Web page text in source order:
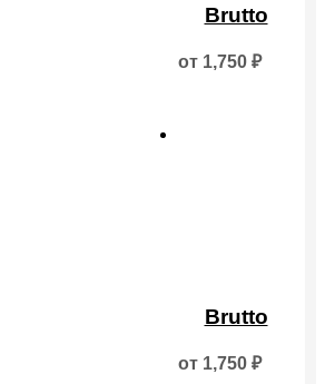
товар
имеет
несколько
вариаций.
Brutto
от 1,750 ₽
товар
несколько
вариаций.
Brutto
от 1,750 ₽